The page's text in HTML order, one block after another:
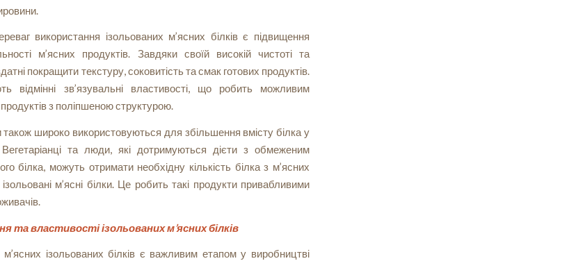
використання ізольованих м’ясних білків є підвищення
м’ясних продуктів. Завдяки своїй високій чистоті та
покращити текстуру, соковитість та смак готових продуктів.
відмінні зв’язувальні властивості, що робить можливим
з поліпшеною структурою.
також широко використовуються для збільшення вмісту білка у
та люди, які дотримуються дієти з обмеженим
білка, можуть отримати необхідну кількість білка з м’ясних
м’ясні білки. Це робить такі продукти привабливими
та властивості ізольованих м’ясних білків
м’ясних ізольованих білків є важливим етапом у виробництві